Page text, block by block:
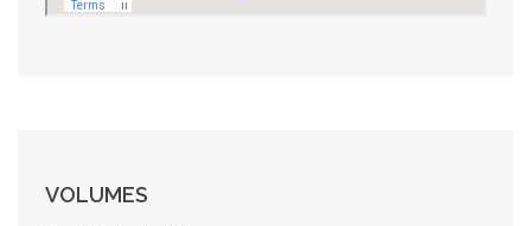
VOLUMES